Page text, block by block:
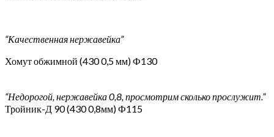
“Качественная нержавейка”
Хомут обжимной (430 0,5 мм) Ф130
“Недорогой, нержавейка 0,8, просмотрим сколько прослужит.”
Тройник-Д 90 (430 0,8мм) Ф115